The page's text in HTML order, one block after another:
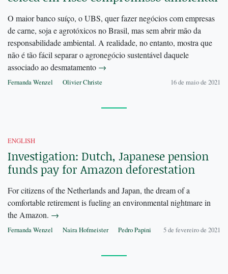
O maior banco suíço, o UBS, quer fazer negócios com empresas
de carne, soja e agrotóxicos no Brasil, mas sem abrir mão da
responsabilidade ambiental. A realidade, no entanto, mostra que
não é tão fácil separar o agronegócio sustentável daquele
associado ao desmatamento →
Fernanda Wenzel Olivier Christe 16 de maio de 2021
ENGLISH
Investigation: Dutch, Japanese pension
funds pay for Amazon deforestation
For citizens of the Netherlands and Japan, the dream of a
comfortable retirement is fueling an environmental nightmare in
the Amazon. →
Fernanda Wenzel Naira Hofmeister Pedro Papini 5 de fevereiro de 2021